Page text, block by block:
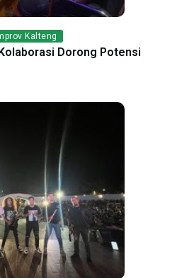
Kalteng
Dorong Potensi